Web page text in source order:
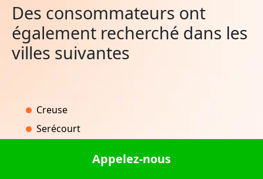
Des consommateurs ont
également recherché dans les
villes suivantes
Creuse
Serécourt
Appelez-nous